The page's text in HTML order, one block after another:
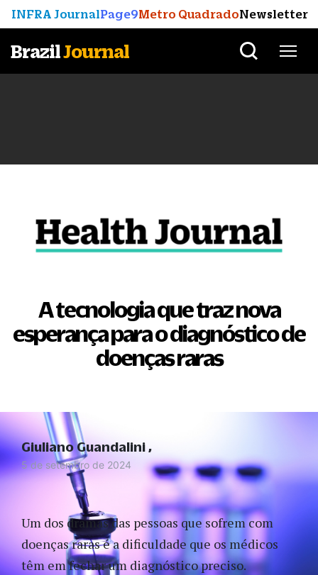
INFRA JournalPage9Metro QuadradoNewsletter
BrazilJournal
A tecnologia que traz nova
esperança para o diagnóstico de
doenças raras
5 de setembro de 2024
Um dos dramas das pessoas que sofrem com
doenças raras é a dificuldade que os médicos
têm em fechar um diagnóstico preciso.
Giuliano Guandalini